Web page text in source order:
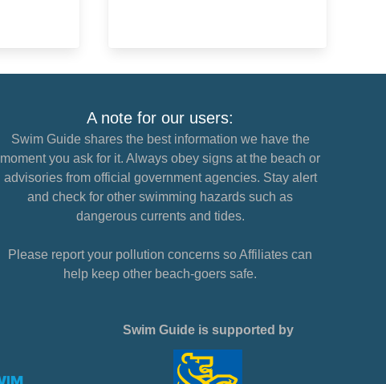
A note for our users:
Swim Guide shares the best information we have the
moment you ask for it. Always obey signs at the beach or
advisories from official government agencies. Stay alert
and check for other swimming hazards such as
dangerous currents and tides.
Please report your pollution concerns so Affiliates can
help keep other beach-goers safe.
Swim Guide is supported by